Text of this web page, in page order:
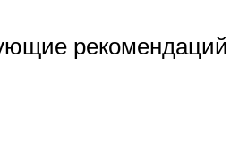
рекомендаций